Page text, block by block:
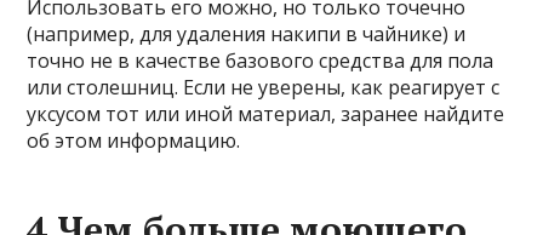
Использовать его можно, но только точечно
(например, для удаления накипи в чайнике) и
точно не в качестве базового средства для пола
или столешниц. Если не уверены, как реагирует с
уксусом тот или иной материал, заранее найдите
об этом информацию.